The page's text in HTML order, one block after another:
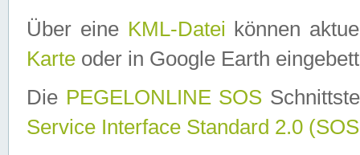
Über eine KML-Datei können
Karte oder in Google Earth
Die PEGELONLINE SOS
Service Interface Standard 2.0